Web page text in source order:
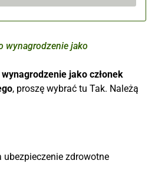
wynagrodzenie jako
wynagrodzenie jako członek
, proszę wybrać tu Tak. Należą
ubezpieczenie zdrowotne